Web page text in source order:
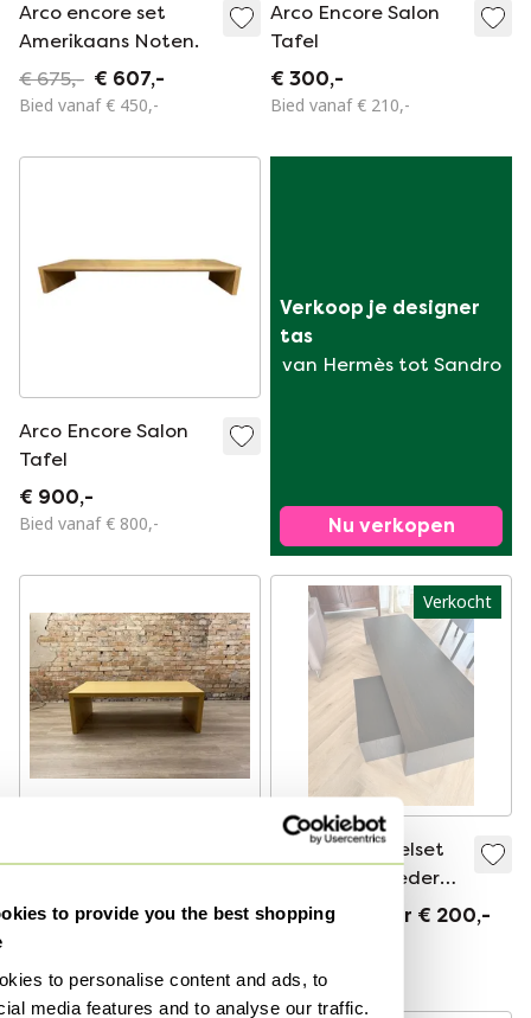
to provide you the best shopping
to personalise content and ads, to
media features and to analyse our traffic.
Arco encore set
Amerikaans Noten.
€ 675,- € 607,-
Bied vanaf € 450,-
Arco Encore Salon
Tafel
€ 300,-
Bied vanaf € 210,-
Arco Encore Salon
Tafel
€ 900,-
Bied vanaf € 800,-
Verkoop je designer
tas
van Hermès tot Sandro
Nu verkopen
€ 480,-
Verkocht
Arco salontafelset
Deja Vú met lederen
zitkussen
Verkocht voor € 200,-